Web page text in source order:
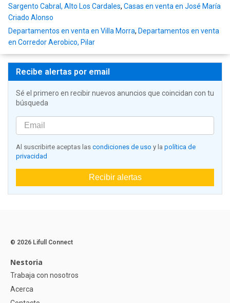
Sargento Cabral, Alto Los Cardales, Casas en venta en José María
Criado Alonso
Departamentos en venta en Villa Morra, Departamentos en venta
en Corredor Aerobico, Pilar
Recibe alertas por email
Sé el primero en recibir nuevos anuncios que coincidan con tu
búsqueda
Al suscribirte aceptas las condiciones de uso y la política de
privacidad
Recibir alertas
© 2026 Lifull Connect
Nestoria
Trabaja con nosotros
Acerca